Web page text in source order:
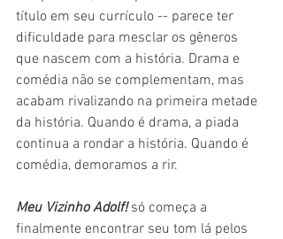
título em seu currículo -- parece ter
dificuldade para mesclar os gêneros
que nascem com a história. Drama e
comédia não se complementam, mas
acabam rivalizando na primeira metade
da história. Quando é drama, a piada
continua a rondar a história. Quando é
comédia, demoramos a rir.
Meu Vizinho Adolf! só começa a
finalmente encontrar seu tom lá pelos